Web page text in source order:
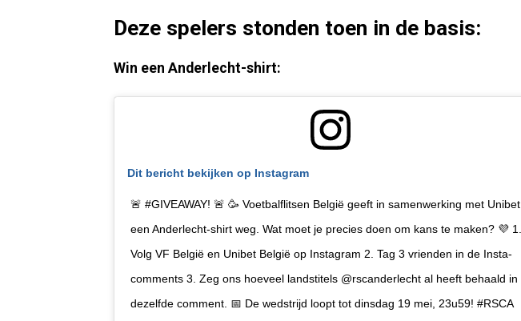
Deze spelers stonden toen in de basis:
Win een Anderlecht-shirt:
Dit bericht bekijken op Instagram
🚨 #GIVEAWAY! 🚨 🥳 Voetbalflitsen België geeft in samenwerking met Unibet
een Anderlecht-shirt weg. Wat moet je precies doen om kans te maken? 💜 1.
Volg VF België en Unibet België op Instagram 2. Tag 3 vrienden in de Insta-
comments 3. Zeg ons hoeveel landstitels @rscanderlecht al heeft behaald in
dezelfde comment. 📅 De wedstrijd loopt tot dinsdag 19 mei, 23u59! #RSCA